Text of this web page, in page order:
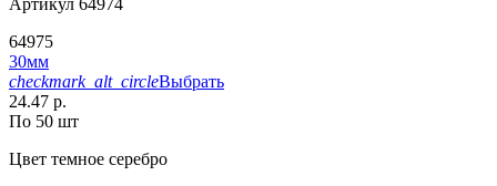
Артикул 64974
64975
30мм
checkmark_alt_circleВыбрать
24.47 р.
По 50 шт
Цвет темное серебро